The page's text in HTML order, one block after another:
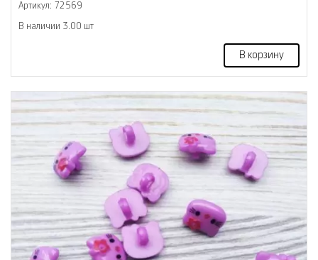
Артикул: 72569
В наличии 3.00 шт
В корзину